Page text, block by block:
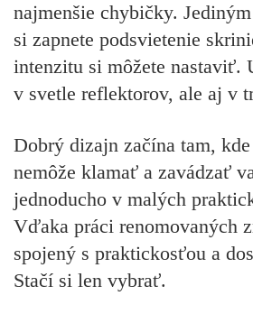
najmenšie chybičky.
si zapnete podsvietenie
intenzitu si môžete nastaviť.
v svetle reflektorov, ale aj v
Dobrý dizajn začína tam,
nemôže klamať a zavádzať
jednoducho v malých
Vďaka práci renomovaných
spojený s praktickosťou a
Stačí si len vybrať.